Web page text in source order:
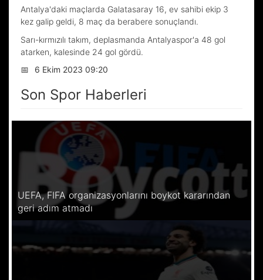
Antalya'daki maçlarda Galatasaray 16, ev sahibi ekip 3
kez galip geldi, 8 maç da berabere sonuçlandı.
Sarı-kırmızılı takım, deplasmanda Antalyaspor'a 48 gol
atarken, kalesinde 24 gol gördü.
📅
6 Ekim 2023 09:20
Son Spor Haberleri
UEFA, FIFA organizasyonlarını boykot kararından
geri adım atmadı